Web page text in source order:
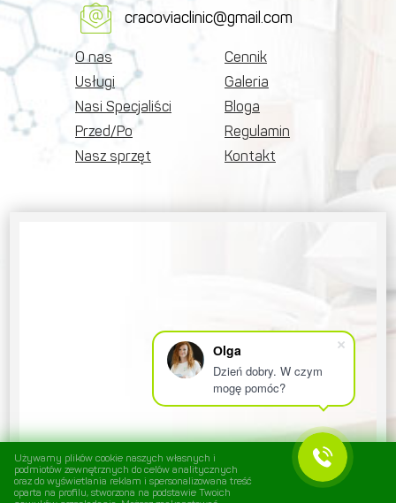
cracoviaclinic@gmail.com
O nas
Usługi
Nasi Specjaliści
Przed/Po
Nasz sprzęt
Cennik
Galeria
Bloga
Regulamin
Kontakt
Оlga
Dzień dobry. W czym
mogę pomóc?
Używamy plików cookie naszych własnych i
podmiotów zewnętrznych do celów analitycznych
oraz do wyświetlania reklam i spersonalizowana treść
oparta na profilu, stworzona na podstawie Twoich